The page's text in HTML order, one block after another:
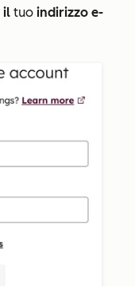
il tuo indirizzo e-